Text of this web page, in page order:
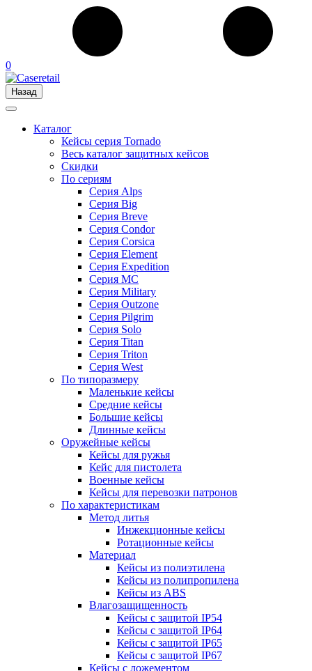
0
Назад
Каталог
Кейсы серия Tornado
Весь каталог защитных кейсов
Скидки
По сериям
Серия Alps
Серия Big
Серия Breve
Серия Condor
Серия Corsica
Серия Element
Серия Expedition
Серия MC
Серия Military
Серия Outzone
Серия Pilgrim
Серия Solo
Серия Titan
Серия Triton
Серия West
По типоразмеру
Маленькие кейсы
Средние кейсы
Большие кейсы
Длинные кейсы
Оружейные кейсы
Кейсы для ружья
Кейс для пистолета
Военные кейсы
Кейсы для перевозки патронов
По характеристикам
Метод литья
Инжекционные кейсы
Ротационные кейсы
Материал
Кейсы из полиэтилена
Кейсы из полипропилена
Кейсы из ABS
Влагозащищенность
Кейсы c защитой IP54
Кейсы c защитой IP64
Кейсы c защитой IP65
Кейсы c защитой IP67
Кейсы с ложементом